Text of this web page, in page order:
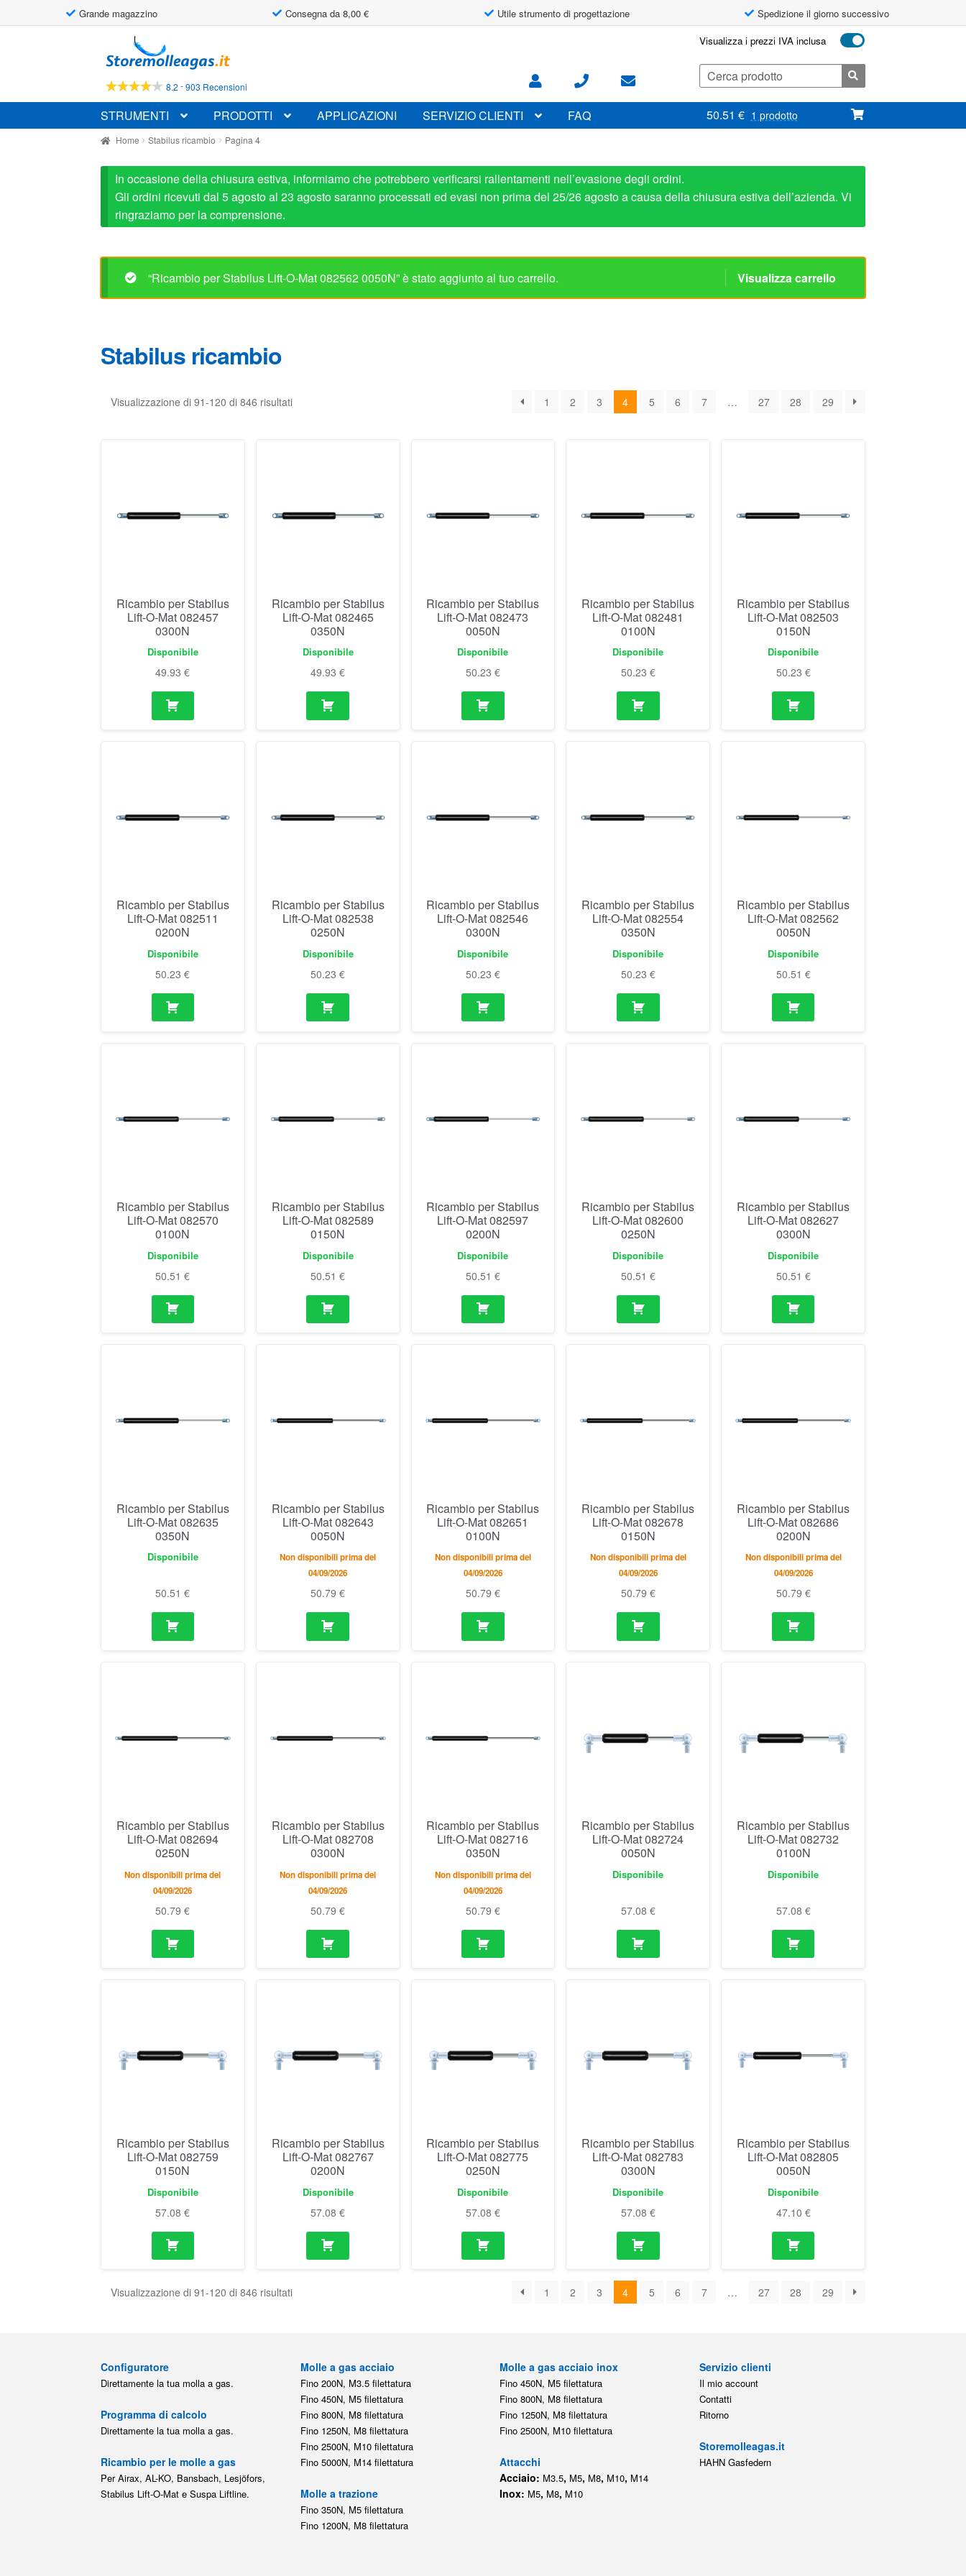
Grande magazzino Consegna da 8,00 € Utile strumento di progettazione Spedizione il giorno successivo
alla
navigazione
al
contenuto
8.2 -903 Recensioni
Visualizza i prezzi IVA inclusa
Cerca:
STRUMENTI PRODOTTI APPLICAZIONI SERVIZIO CLIENTI FAQ 50.51 € 1 prodotto
Home Stabilus ricambio Pagina 4
In occasione della chiusura estiva, informiamo che potrebbero verificarsi rallentamenti nell’evasione degli ordini.
Gli ordini ricevuti dal 5 agosto al 23 agosto saranno processati ed evasi non prima del 25/26 agosto a causa della chiusura estiva dell’azienda. Vi
ringraziamo per la comprensione.
“Ricambio per Stabilus Lift-O-Mat 082562 0050N” è stato aggiunto al tuo carrello. Visualizza carrello
Stabilus ricambio
Visualizzazione di 91-120 di 846 risultati 1 2 3 4 5 6 7 … 27 28 29
Ricambio per Stabilus
Lift-O-Mat 082457
0300N
Disponibile
49.93€
Ricambio per Stabilus
Lift-O-Mat 082465
0350N
Disponibile
49.93€
Ricambio per Stabilus
Lift-O-Mat 082473
0050N
Disponibile
50.23 €
Ricambio per Stabilus
Lift-O-Mat 082481
0100N
Disponibile
50.23 €
Ricambio per Stabilus
Lift-O-Mat 082503
0150N
Disponibile
50.23 €
Ricambio per Stabilus
Lift-O-Mat 082511
0200N
Disponibile
50.23€
Ricambio per Stabilus
Lift-O-Mat 082538
0250N
Disponibile
50.23€
Ricambio per Stabilus
Lift-O-Mat 082546
0300N
Disponibile
50.23 €
Ricambio per Stabilus
Lift-O-Mat 082554
0350N
Disponibile
50.23 €
Ricambio per Stabilus
Lift-O-Mat 082562
0050N
Disponibile
50.51 €
Ricambio per Stabilus
Lift-O-Mat 082570
0100N
Disponibile
50.51€
Ricambio per Stabilus
Lift-O-Mat 082589
0150N
Disponibile
50.51€
Ricambio per Stabilus
Lift-O-Mat 082597
0200N
Disponibile
50.51 €
Ricambio per Stabilus
Lift-O-Mat 082600
0250N
Disponibile
50.51 €
Ricambio per Stabilus
Lift-O-Mat 082627
0300N
Disponibile
50.51 €
Ricambio per Stabilus
Lift-O-Mat 082635
0350N
Disponibile
50.51€
Ricambio per Stabilus
Lift-O-Mat 082643
0050N
Non disponibili prima del
04/09/2026
50.79€
Ricambio per Stabilus
Lift-O-Mat 082651
0100N
Non disponibili prima del
04/09/2026
50.79 €
Ricambio per Stabilus
Lift-O-Mat 082678
0150N
Non disponibili prima del
04/09/2026
50.79 €
Ricambio per Stabilus
Lift-O-Mat 082686
0200N
Non disponibili prima del
04/09/2026
50.79 €
Ricambio per Stabilus
Lift-O-Mat 082694
0250N
Non disponibili prima del
04/09/2026
50.79€
Ricambio per Stabilus
Lift-O-Mat 082708
0300N
Non disponibili prima del
04/09/2026
50.79€
Ricambio per Stabilus
Lift-O-Mat 082716
0350N
Non disponibili prima del
04/09/2026
50.79 €
Ricambio per Stabilus
Lift-O-Mat 082724
0050N
Disponibile
57.08 €
Ricambio per Stabilus
Lift-O-Mat 082732
0100N
Disponibile
57.08 €
Ricambio per Stabilus
Lift-O-Mat 082759
0150N
Disponibile
57.08€
Ricambio per Stabilus
Lift-O-Mat 082767
0200N
Disponibile
57.08€
Ricambio per Stabilus
Lift-O-Mat 082775
0250N
Disponibile
57.08 €
Ricambio per Stabilus
Lift-O-Mat 082783
0300N
Disponibile
57.08 €
Ricambio per Stabilus
Lift-O-Mat 082805
0050N
Disponibile
47.10 €
Visualizzazione di 91-120 di 846 risultati 1 2 3 4 5 6 7 … 27 28 29
Configuratore
Direttamente la tua molla a gas.
Programma di calcolo
Direttamente la tua molla a gas.
Ricambio per le molle a gas
Per Airax, AL-KO, Bansbach, Lesjöfors,
Stabilus Lift-O-Mat e Suspa Liftline.
Molle a gas acciaio
Fino 200N, M3.5 filettatura
Fino 450N, M5 filettatura
Fino 800N, M8 filettatura
Fino 1250N, M8 filettatura
Fino 2500N, M10 filettatura
Fino 5000N, M14 filettatura
Molle a trazione
Fino 350N, M5 filettatura
Fino 1200N, M8 filettatura
Molle a gas acciaio inox
Fino 450N, M5 filettatura
Fino 800N, M8 filettatura
Fino 1250N, M8 filettatura
Fino 2500N, M10 filettatura
Attacchi
Acciaio: M3.5, M5, M8, M10, M14
Inox: M5, M8, M10
Servizio clienti
Il mio account
Contatti
Ritorno
Storemolleagas.it
HAHN Gasfedern